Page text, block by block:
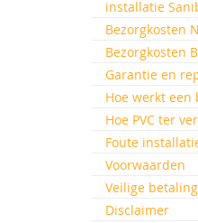
installatie
Bezorgkosten
Bezorgkosten
Garantie en
Hoe werkt een
Hoe PVC ter
Foute
Voorwaarden
Veilige betaling
Disclaimer